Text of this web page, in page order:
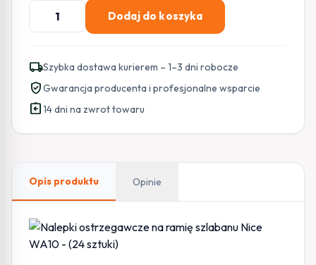
ilość
Nalepki
na
ramię
szlabanu
Nice
sztuki)
Dodaj do koszyka
local_shippingSzybka dostawa kurierem – 1–3 dni robocze
verified_userGwarancja producenta i profesjonalne wsparcie
assignment_return14 dni na zwrot towaru
Opis produktu Opinie